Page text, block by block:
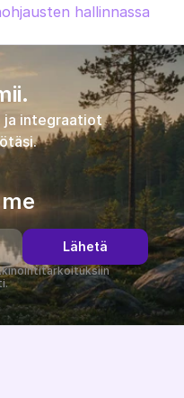
hallinnassa
ja integraatiot
Lähetä
Hyväksyn tietojeni käytön markkinointitarkoituksiin